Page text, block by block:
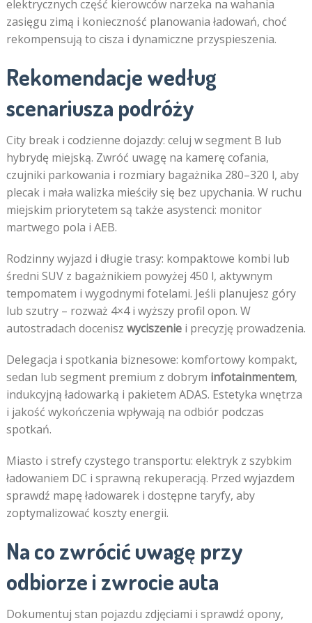
elektrycznych część kierowców narzeka na wahania
zasięgu zimą i konieczność planowania ładowań, choć
rekompensują to cisza i dynamiczne przyspieszenia.
Rekomendacje według
scenariusza podróży
City break i codzienne dojazdy: celuj w segment B lub
hybrydę miejską. Zwróć uwagę na kamerę cofania,
czujniki parkowania i rozmiary bagażnika 280–320 l, aby
plecak i mała walizka mieściły się bez upychania. W ruchu
miejskim priorytetem są także asystenci: monitor
martwego pola i AEB.
Rodzinny wyjazd i długie trasy: kompaktowe kombi lub
średni SUV z bagażnikiem powyżej 450 l, aktywnym
tempomatem i wygodnymi fotelami. Jeśli planujesz góry
lub szutry – rozważ 4×4 i wyższy profil opon. W
autostradach docenisz wyciszeniei precyzję prowadzenia.
Delegacja i spotkania biznesowe: komfortowy kompakt,
sedan lub segment premium z dobrym infotainmentem,
indukcyjną ładowarką i pakietem ADAS. Estetyka wnętrza
i jakość wykończenia wpływają na odbiór podczas
spotkań.
Miasto i strefy czystego transportu: elektryk z szybkim
ładowaniem DC i sprawną rekuperacją. Przed wyjazdem
sprawdź mapę ładowarek i dostępne taryfy, aby
zoptymalizować koszty energii.
Na co zwrócić uwagę przy
odbiorze i zwrocie auta
Dokumentuj stan pojazdu zdjęciami i sprawdź opony,